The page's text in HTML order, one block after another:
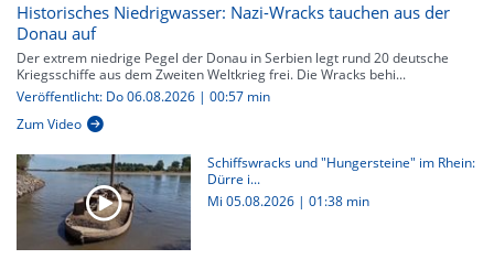
Historisches Niedrigwasser: Nazi-Wracks tauchen aus der
Donau auf
Der extrem niedrige Pegel der Donau in Serbien legt rund 20 deutsche
Kriegsschiffe aus dem Zweiten Weltkrieg frei. Die Wracks behi...
Veröffentlicht: Do 06.08.2026 | 00:57 min
Zum Video
Schiffswracks und "Hungersteine" im Rhein:
Dürre i...
Mi 05.08.2026 | 01:38 min